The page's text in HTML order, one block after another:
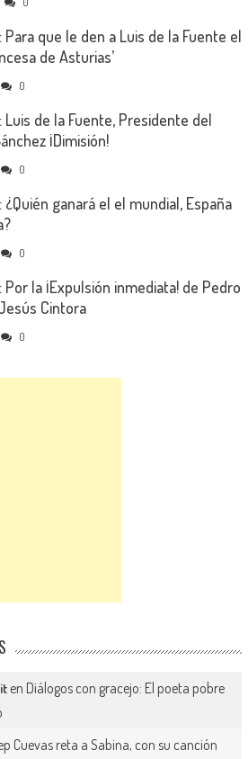
Para que le den a Luis de la Fuente el
de Asturias’
0
Luis de la Fuente, Presidente del
¡Dimisión!
0
¿Quién ganará el el mundial, España
0
Por la ¡Expulsión inmediata! de Pedro
Cintora
0
en Diálogos con gracejo: El poeta pobre
Cuevas reta a Sabina, con su canción